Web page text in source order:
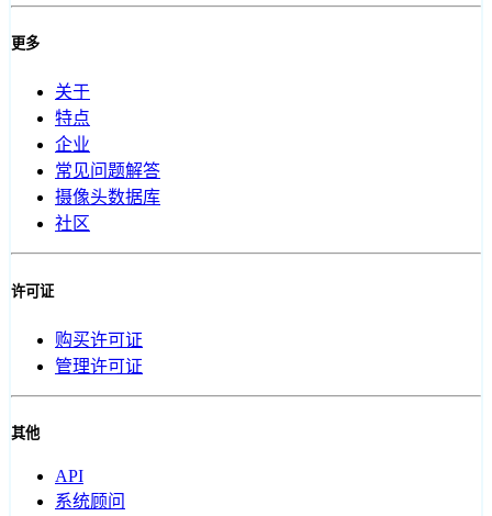
更多
关于
特点
企业
常见问题解答
摄像头数据库
社区
许可证
购买许可证
管理许可证
其他
API
系统顾问